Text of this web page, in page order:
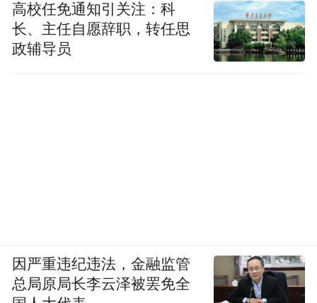
高校任免通知引关注：科
长、主任自愿辞职，转任思
政辅导员
因严重违纪违法，金融监管
总局原局长李云泽被罢免全